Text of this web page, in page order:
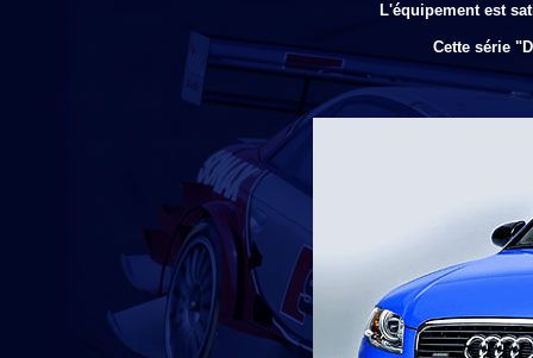
L'équipement est
Cette série